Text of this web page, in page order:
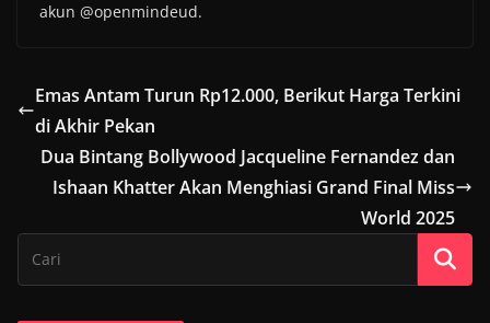
akun @openmindeud.
Emas Antam Turun Rp12.000, Berikut Harga Terkini
di Akhir Pekan
Dua Bintang Bollywood Jacqueline Fernandez dan
Ishaan Khatter Akan Menghiasi Grand Final Miss
World 2025